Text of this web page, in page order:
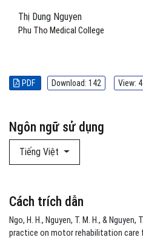
Thị Dung Nguyen
Phu Tho Medical College
PDF Download: 142 View:
Ngôn ngữ sử dụng
Tiếng Việt
Cách trích dẫn
Ngo, H. H., Nguyen, T. M. H., & Nguyen,
practice on motor rehabilitation